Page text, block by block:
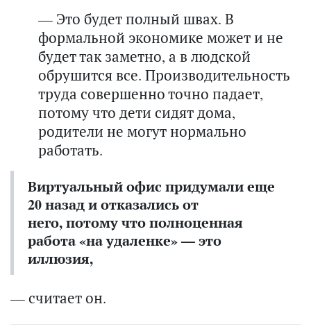
— Это будет полный швах. В
формальной экономике может и не
будет так заметно, а в людской
обрушится все. Производительность
труда совершенно точно падает,
потому что дети сидят дома,
родители не могут нормально
работать.
Виртуальный офис придумали еще
20 назад и отказались от
него, потому что полноценная
работа «на удаленке» — это
иллюзия,
— считает он.